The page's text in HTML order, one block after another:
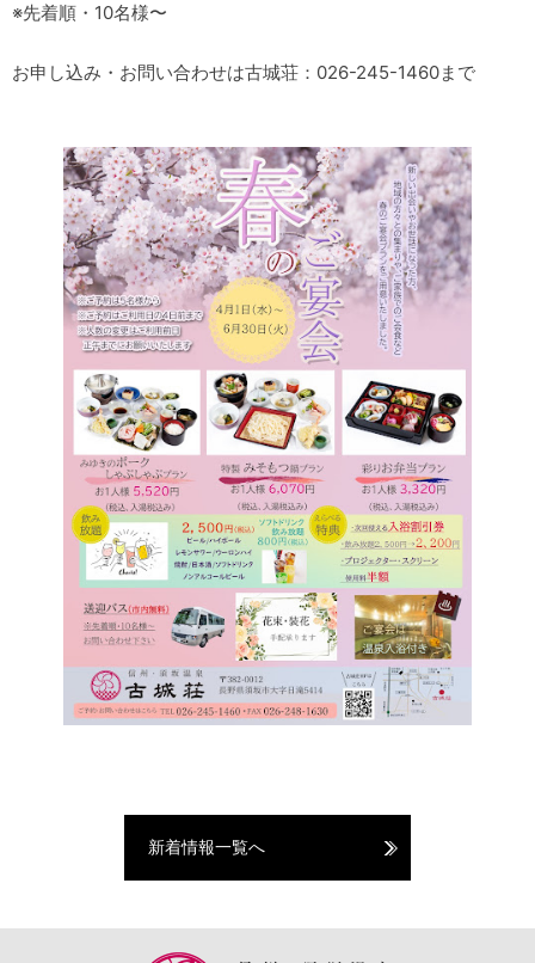
※先着順・10名様〜
お申し込み・お問い合わせは古城荘： 026-245-1460まで
新着情報一覧へ